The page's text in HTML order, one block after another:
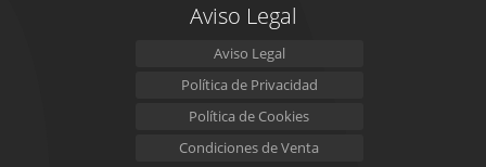
Aviso Legal
Aviso Legal
Política de Privacidad
Política de Cookies
Condiciones de Venta